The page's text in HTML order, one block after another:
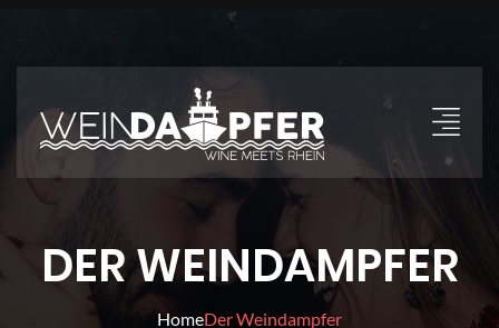
DER WEINDAMPFER
HomeDer Weindampfer